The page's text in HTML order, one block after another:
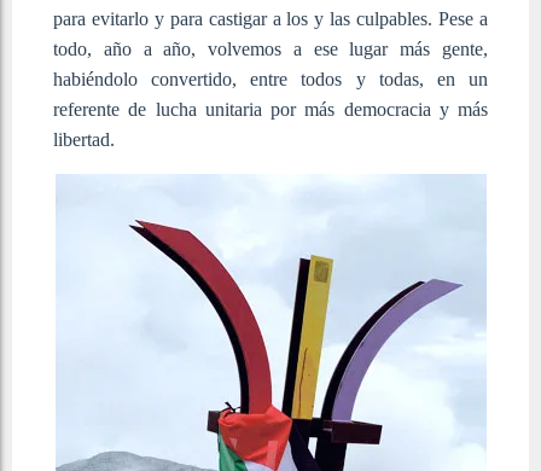
para evitarlo y para castigar a los y las culpables. Pese a
todo, año a año, volvemos a ese lugar más gente,
habiéndolo convertido, entre todos y todas, en un
referente de lucha unitaria por más democracia y más
libertad.